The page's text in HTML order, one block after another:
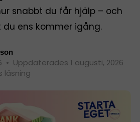
snabbt du får hjälp – och
ens kommer igång.
• Uppdaterades 1 augusti, 2026
läsning